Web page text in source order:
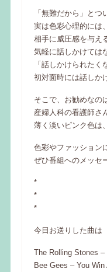
「無難だから」とつ
実は色彩心理的には
相手に威圧感を与え
気軽に話しかけては
「話しかけられたく
初対面時には話しか
そこで、お勧めなの
産婦人科の看護師さ
薄く淡いピンク色は
色彩やファッション
ぜひ番組へのメッセ
*
*
*
今日お送りした曲は
The Rolling Stones
Bee Gees – You Win